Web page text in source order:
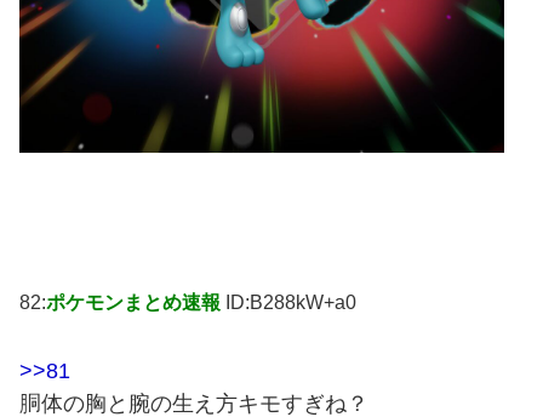
82:ポケモンまとめ速報 ID:B288kW+a0
>>81
胴体の胸と腕の生え方キモすぎね？